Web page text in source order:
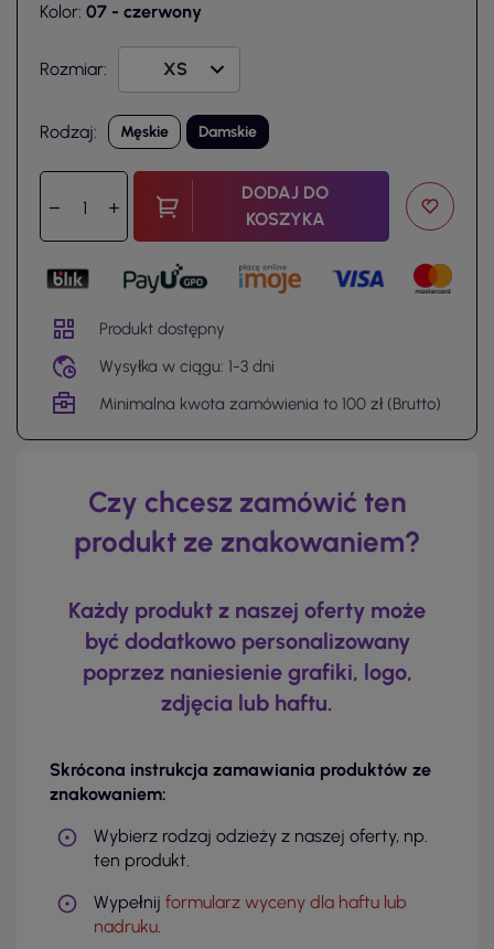
Kolor: 07 - czerwony
Rozmiar:
Rodzaj: Męskie Damskie
DODAJ DO
KOSZYKA
Produkt dostępny
Wysyłka w ciągu: 1-3 dni
Minimalna kwota zamówienia to 100 zł (Brutto)
Czy chcesz zamówić ten
produkt ze znakowaniem?
Każdy produkt z naszej oferty może
być dodatkowo personalizowany
poprzez naniesienie grafiki, logo,
zdjęcia lub haftu.
Skrócona instrukcja zamawiania produktów ze
znakowaniem:
Wybierz rodzaj odzieży z naszej oferty, np.
ten produkt.
Wypełnij formularz wyceny dla haftu lub
nadruku.